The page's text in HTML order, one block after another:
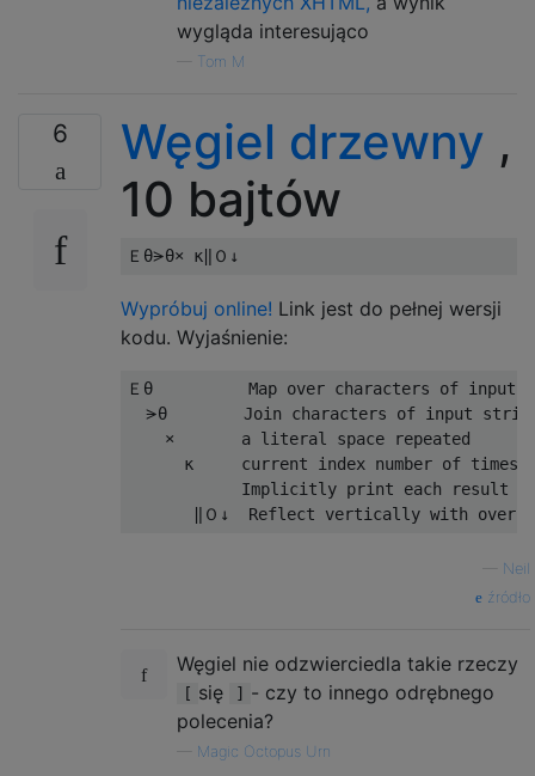
wygląda interesująco
Tom M
6 Węgiel drzewny ,
10 bajtów
Wypróbuj online! Link jest do pełnej wersji
kodu. Wyjaśnienie:
Ｅθ          Map over characters of input
⪫θ        Join characters of input
    ×       a literal space repeated
      κ     current index number of times
Implicitly print each result
Neil
źródło
Węgiel nie odzwierciedla takie rzeczy
[ się ]
- czy to innego odrębnego
polecenia?
Magic Octopus Urn